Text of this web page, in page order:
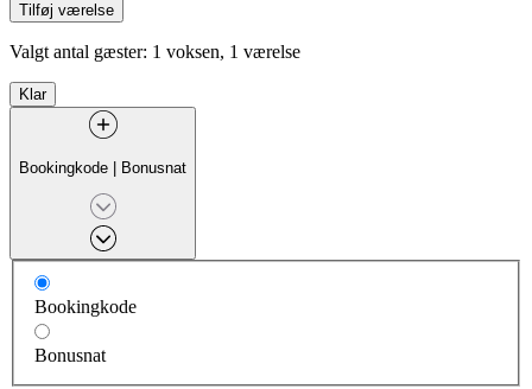
Tilføj værelse
Valgt antal gæster: 1 voksen, 1 værelse
Klar
Bookingkode | Bonusnat
Bookingkode
Bonusnat